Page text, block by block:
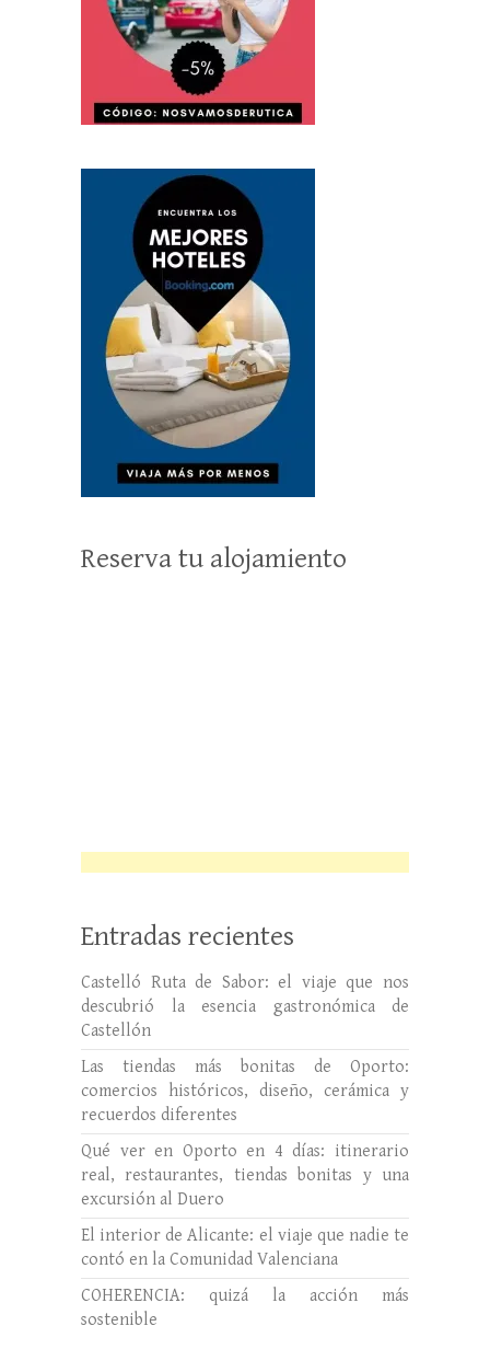
Reserva tu alojamiento
Entradas recientes
Castelló Ruta de Sabor: el viaje que nos
descubrió la esencia gastronómica de
Castellón
Las tiendas más bonitas de Oporto:
comercios históricos, diseño, cerámica y
recuerdos diferentes
Qué ver en Oporto en 4 días: itinerario
real, restaurantes, tiendas bonitas y una
excursión al Duero
El interior de Alicante: el viaje que nadie te
contó en la Comunidad Valenciana
COHERENCIA: quizá la acción más
sostenible